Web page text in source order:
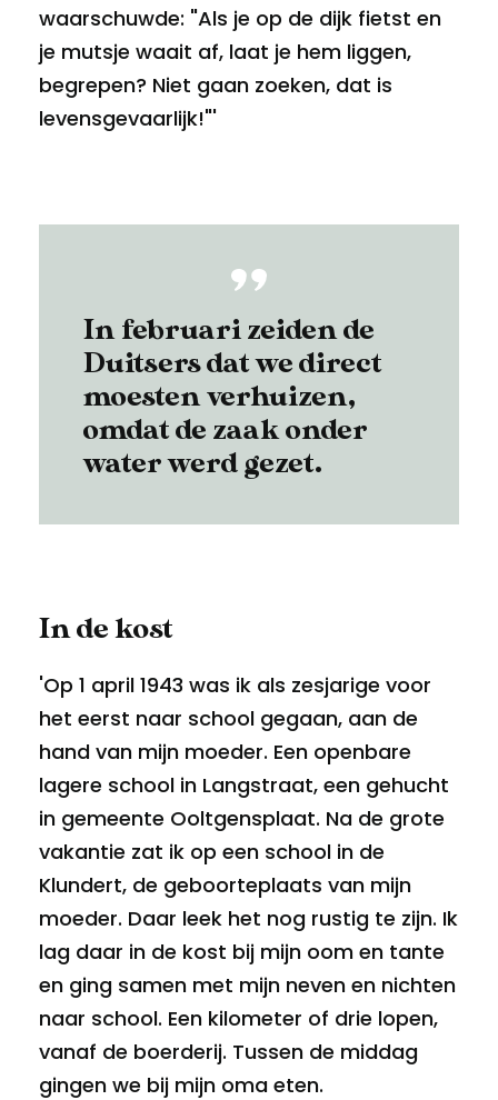
waarschuwde: "Als je op de dijk fietst en
je mutsje waait af, laat je hem liggen,
begrepen? Niet gaan zoeken, dat is
levensgevaarlijk!"'
In februari zeiden de
Duitsers dat we direct
moesten verhuizen,
omdat de zaak onder
water werd gezet.
In de kost
'Op 1 april 1943 was ik als zesjarige voor
het eerst naar school gegaan, aan de
hand van mijn moeder. Een openbare
lagere school in Langstraat, een gehucht
in gemeente Ooltgensplaat. Na de grote
vakantie zat ik op een school in de
Klundert, de geboorteplaats van mijn
moeder. Daar leek het nog rustig te zijn. Ik
lag daar in de kost bij mijn oom en tante
en ging samen met mijn neven en nichten
naar school. Een kilometer of drie lopen,
vanaf de boerderij. Tussen de middag
gingen we bij mijn oma eten.